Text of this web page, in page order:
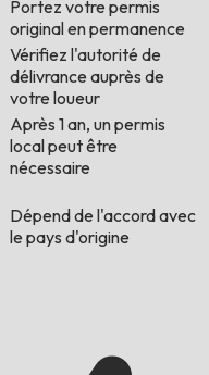
Portez votre permis
original en permanence
Vérifiez l'autorité de
délivrance auprès de
votre loueur
Après 1 an, un permis
local peut être
nécessaire
Dépend de l'accord avec
le pays d'origine